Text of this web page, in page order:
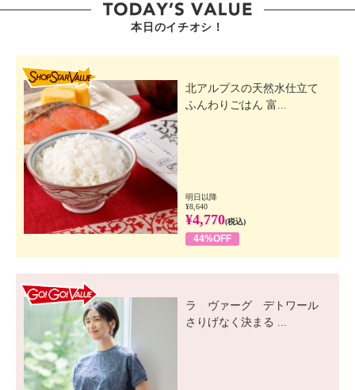
本日のイチオシ！
北アルプスの天然水仕立て
ふんわりごはん 富...
明日以降
¥8,640
¥4,770(税込)
44%OFF
ラ ヴァーグ デトワール
さりげなく決まる ...